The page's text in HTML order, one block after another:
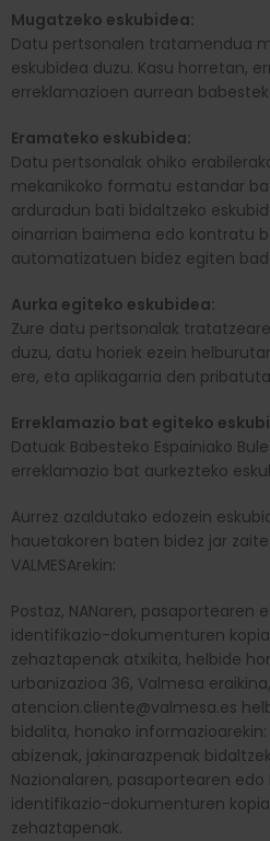
Mugatzeko eskubidea:
Datu pertsonalen tratamendua
eskubidea duzu. Kasu horretan,
erreklamazioen aurrean
Eramateko eskubidea:
Datu pertsonalak ohiko
mekanikoko formatu estandar
arduradun bati bidaltzeko
oinarrian baimena edo kontratu
automatizatuen bidez egiten
Aurka egiteko eskubidea:
Zure datu pertsonalak
duzu, datu horiek ezein
ere, eta aplikagarria den
Erreklamazio bat egiteko
Datuak Babesteko Espainiako
erreklamazio bat aurkezteko
Aurrez azaldutako edozein
hauetakoren baten bidez jar
VALMESArekin:
Postaz, NANaren, pasaportearen
identifikazio-dokumenturen
zehaztapenak atxikita, helbide
urbanizazioa 36, Valmesa
atencion.cliente@valmesa.es
bidalita, honako
abizenak, jakinarazpenak
Nazionalaren, pasaportearen
identifikazio-dokumenturen
zehaztapenak.